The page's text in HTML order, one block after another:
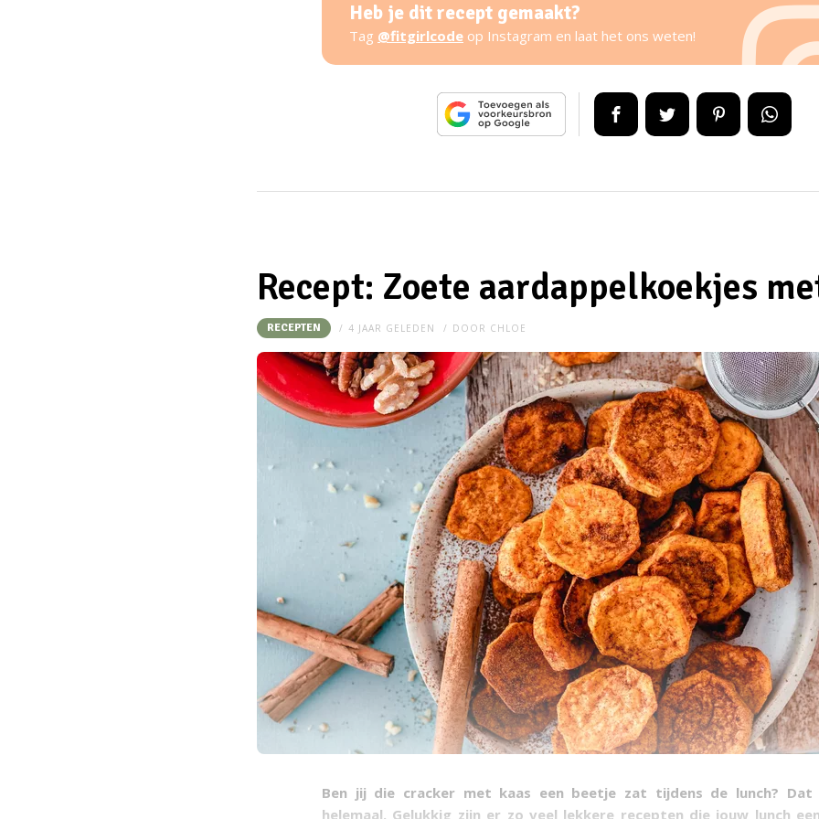
Heb je dit recept gemaakt?
Tag @fitgirlcode op Instagram en laat het ons weten!
Recept: Zoete aardappelkoekjes
RECEPTEN 4 JAAR GELEDEN DOOR CHLOE
Ben jij die cracker met kaas een beetje zat tijdens de lunch? Dat
helemaal. Gelukkig zijn er zo veel lekkere recepten die jouw lunch